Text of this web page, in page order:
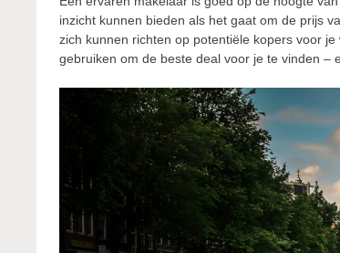
inzicht kunnen bieden als het gaat om de prijs
zich kunnen richten op potentiële kopers voor
gebruiken om de beste deal voor je te vinden –